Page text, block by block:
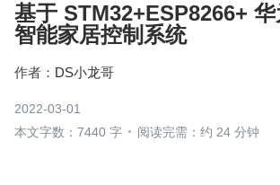
基于 STM32+ESP8266+
智能家居控制系统
作者： DS小龙哥
2022-03-01
本文字数：7440 字
阅读完需：约 24 分钟